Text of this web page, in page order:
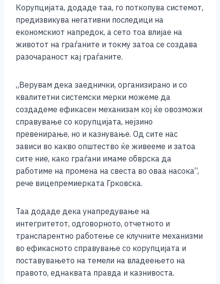
Корупцијата, додаде таа, го поткопува системот,
предизвикува негативни последици на
економскиот напредок, а сето тоа влијае на
животот на граѓаните и токму затоа се создава
разочараност кај граѓаните.
„Верувам дека заеднички, организирано и со
квалитетни системски мерки можеме да
создадеме ефикасен механизам кој ќе овозможи
справување со корупцијата, нејзино
превенирање, но и казнување. Од сите нас
зависи во какво општество ќе живееме и затоа
сите ние, како граѓани имаме обврска да
работиме на промена на свеста во оваа насока“,
рече вицепремиерката Грковска.
Таа додаде дека унапредување на
интегритетот, одговорното, отчетното и
транспарентно работење се клучните механизми
во ефикасното справување со корупцијата и
поставувањето на темели на владеењето на
правото, еднаквата правда и казнивоста.